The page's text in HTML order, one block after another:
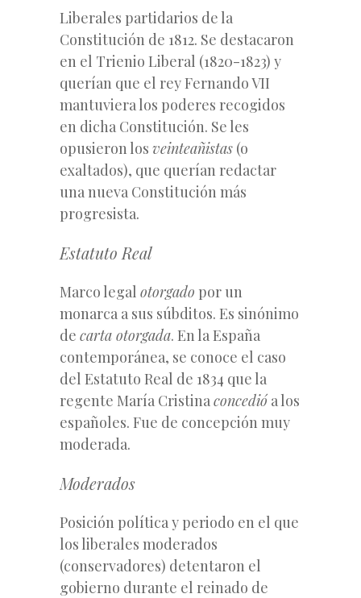
Liberales partidarios de la
Constitución de 1812. Se destacaron
en el Trienio Liberal (1820-1823) y
querían que el rey Fernando VII
mantuviera los poderes recogidos
en dicha Constitución. Se les
opusieron los veinteañistas (o
exaltados), que querían redactar
una nueva Constitución más
progresista.
Estatuto Real
Marco legal otorgado por un
monarca a sus súbditos. Es sinónimo
de carta otorgada. En la España
contemporánea, se conoce el caso
del Estatuto Real de 1834 que la
regente María Cristinaconcedió a los
españoles. Fue de concepción muy
moderada.
Moderados
Posición política y periodo en el que
los liberales moderados
(conservadores) detentaron el
gobierno durante el reinado de